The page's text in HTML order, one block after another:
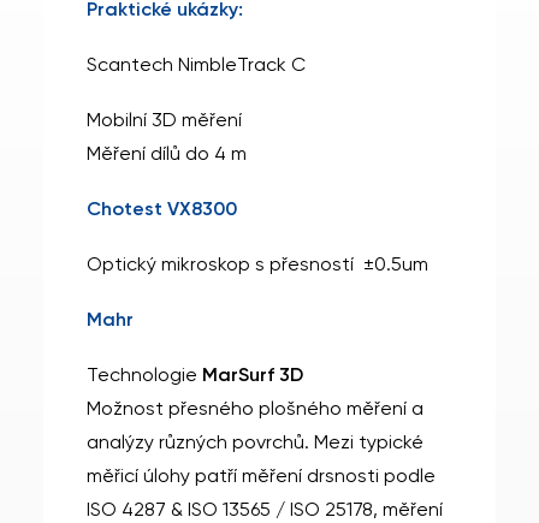
Praktické ukázky:
Scantech NimbleTrack C
Mobilní 3D měření
Měření dílů do 4 m
Chotest VX8300
Optický mikroskop s přesností ±0.5um
Mahr
Technologie MarSurf 3D
Možnost přesného plošného měření a
analýzy různých povrchů. Mezi typické
měřicí úlohy patří měření drsnosti podle
ISO 4287 & ISO 13565 / ISO 25178, měření